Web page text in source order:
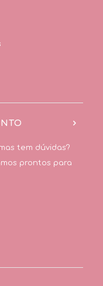
tem dúvidas?
prontos para